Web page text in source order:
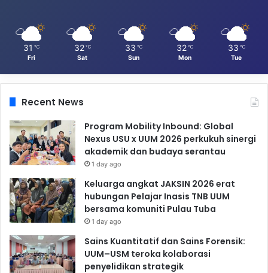
31 ℃
Fri
32 ℃
Sat
33 ℃
Sun
32 ℃
Mon
33 ℃
Tue
Recent News
Program Mobility Inbound: Global
Nexus USU x UUM 2026 perkukuh sinergi
akademik dan budaya serantau
1 day ago
Keluarga angkat JAKSIN 2026 erat
hubungan Pelajar Inasis TNB UUM
bersama komuniti Pulau Tuba
1 day ago
Sains Kuantitatif dan Sains Forensik:
UUM–USM teroka kolaborasi
penyelidikan strategik